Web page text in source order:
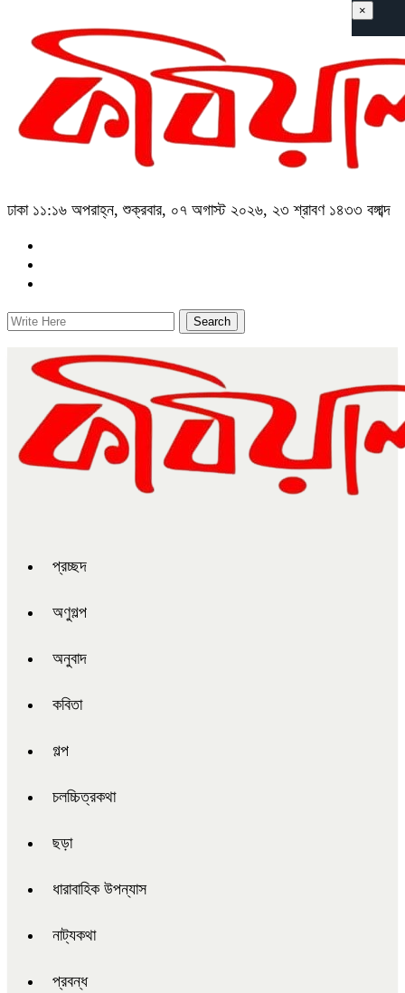
ঢাকা ১১:১৬ অপরাহ্ন, শুক্রবার, ০৭ অগাস্ট ২০২৬, ২৩ শ্রাবণ ১৪৩৩ বঙ্গাব্দ
প্রচ্ছদ
অণুগল্প
অনুবাদ
কবিতা
গল্প
চলচ্চিত্রকথা
ছড়া
ধারাবাহিক উপন্যাস
নাট্যকথা
প্রবন্ধ
×